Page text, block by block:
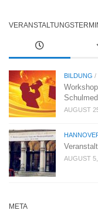
BILDUNG /
AUGUST
AUGUST
META